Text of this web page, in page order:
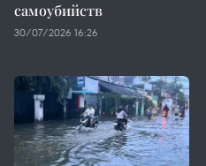
самоубийств
30/07/2026 16:26